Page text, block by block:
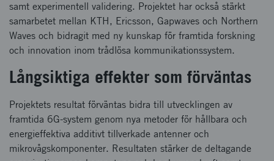
samt experimentell validering. Projektet har också stärkt
samarbetet mellan KTH, Ericsson, Gapwaves och Northern
Waves och bidragit med ny kunskap för framtida forskning
och innovation inom trådlösa kommunikationssystem.
Långsiktiga effekter som förväntas
Projektets resultat förväntas bidra till utvecklingen av
framtida 6G-system genom nya metoder för hållbara och
energieffektiva additivt tillverkade antenner och
mikrovågskomponenter. Resultaten stärker de deltagande